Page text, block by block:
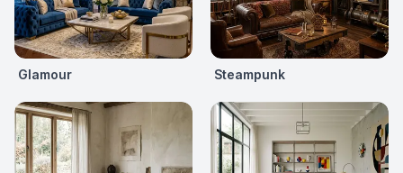
Glamour Steampunk